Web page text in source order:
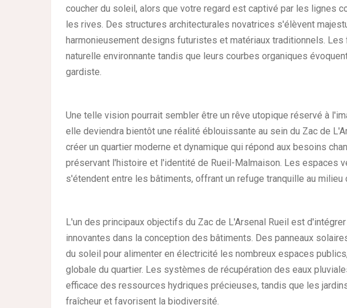
coucher du soleil, alors que votre regard est captivé par les lignes
les rives. Des structures architecturales novatrices s'élèvent
harmonieusement designs futuristes et matériaux traditionnels.
naturelle environnante tandis que leurs courbes organiques
gardiste.
Une telle vision pourrait sembler être un rêve utopique réservé à
elle deviendra bientôt une réalité éblouissante au sein du Zac de
créer un quartier moderne et dynamique qui répond aux besoins
préservant l'histoire et l'identité de Rueil-Malmaison. Les espaces
s'étendent entre les bâtiments, offrant un refuge tranquille au
L'un des principaux objectifs du Zac de L'Arsenal Rueil est
innovantes dans la conception des bâtiments. Des panneaux
du soleil pour alimenter en électricité les nombreux espaces
globale du quartier. Les systèmes de récupération des eaux
efficace des ressources hydriques précieuses, tandis que les
fraîcheur et favorisent la biodiversité.